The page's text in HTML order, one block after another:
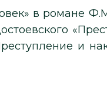
в романе
и